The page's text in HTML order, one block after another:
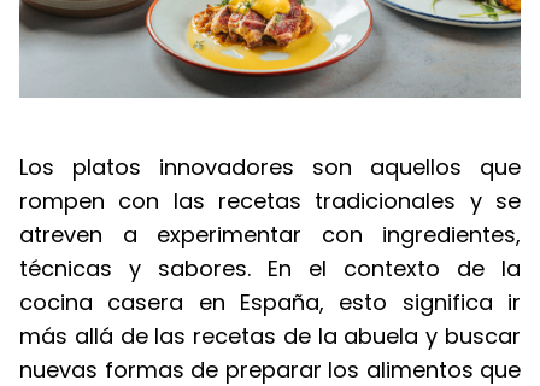
Los platos innovadores son aquellos que
rompen con las recetas tradicionales y se
atreven a experimentar con ingredientes,
técnicas y sabores. En el contexto de la
cocina casera en España, esto significa ir
más allá de las recetas de la abuela y buscar
nuevas formas de preparar los alimentos que